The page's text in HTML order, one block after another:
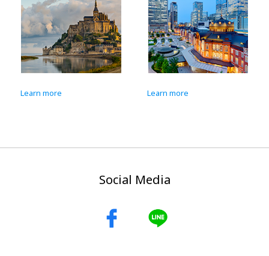
Learn more Learn more
Social Media